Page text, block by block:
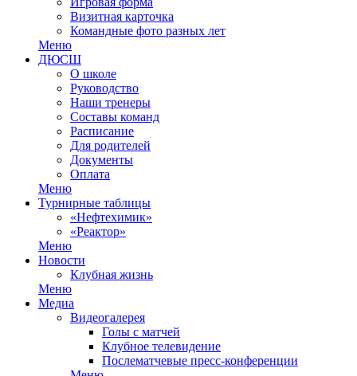
Визитная карточка
Командные фото разных лет
Меню
ДЮСШ
О школе
Руководство
Наши тренеры
Составы команд
Расписание
Для родителей
Документы
Оплата
Меню
Турнирные таблицы
«Нефтехимик»
«Реактор»
Меню
Новости
Клубная жизнь
Меню
Медиа
Видеогалерея
Голы с матчей
Клубное телевидение
Послематчевые пресс-конференции